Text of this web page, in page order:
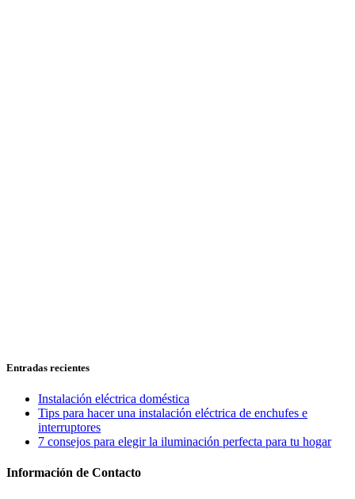
Entradas recientes
Instalación eléctrica doméstica
Tips para hacer una instalación eléctrica de enchufes e
interruptores
7 consejos para elegir la iluminación perfecta para tu hogar
Información de Contacto